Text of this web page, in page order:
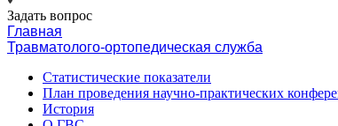
Задать вопрос
Главная
Травматолого-ортопедическая служба
Статистические показатели
План проведения научно-практических
История